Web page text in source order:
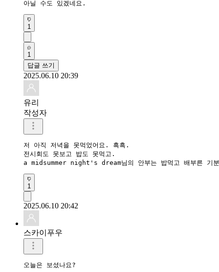
1
1
답글 쓰기
2025.06.10 20:39
유리
작성자
저 아직 저녁을 못먹었어요. 흑흑.
전시회도 못보고 밥도 못먹고.
a midsummer night's dream님의 안부는 밥먹고 배부른 기
1
2025.06.10 20:42
스카이푸우
오늘은 보셨나요?